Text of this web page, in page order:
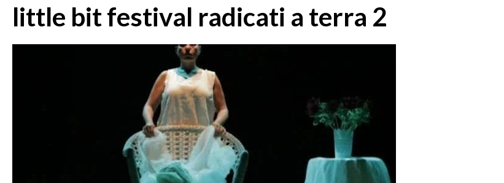
little bit festival radicati a terra 2